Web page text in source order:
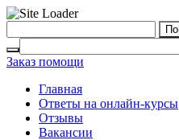
to
content
Заказ помощи
Главная
Ответы на онлайн-курсы
Отзывы
Вакансии